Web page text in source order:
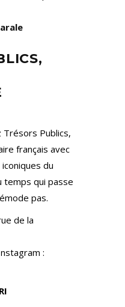
Trésors Publics,
français avec
du
temps qui passe
pas.
de la
: